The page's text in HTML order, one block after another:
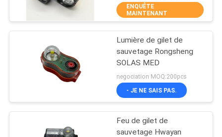
VISITE
D'USINE
CONTRÔLE
COMPANY
Accessoires de gilet
de sauvetage
27
dans la main de batterie
ENQUÊTE
MAINTENANT
Lumière de gilet de
sauvetage Rongsheng
SOLAS MED
negociation MOQ:200pcs
- JE NE SAIS PAS.
Feu de gilet de
sauvetage Hwayan